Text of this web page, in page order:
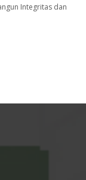
Integritas dan